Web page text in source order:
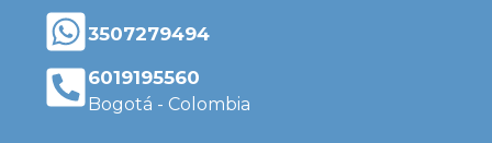
3507279494
6019195560
Bogotá - Colombia